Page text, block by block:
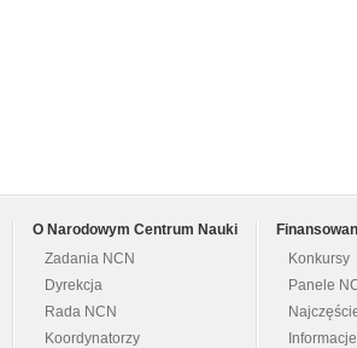
O Narodowym Centrum Nauki
Zadania NCN
Dyrekcja
Rada NCN
Koordynatorzy
Konkursy
Panele